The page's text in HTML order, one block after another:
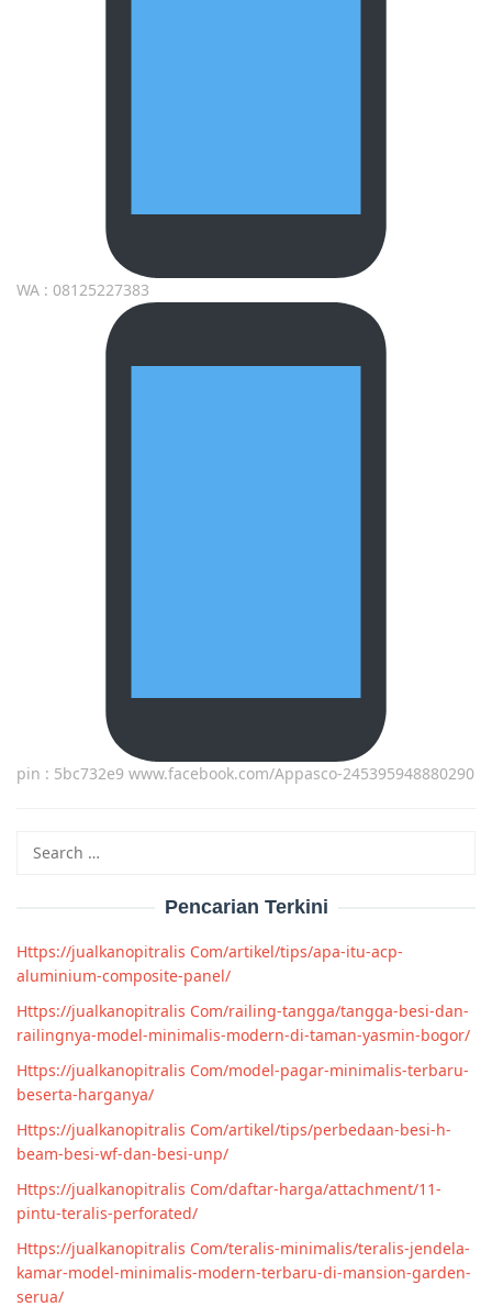
WA : 08125227383
pin : 5bc732e9 www.facebook.com/Appasco-245395948880290
for:
Pencarian Terkini
Https://jualkanopitralis Com/artikel/tips/apa-itu-acp-
aluminium-composite-panel/
Https://jualkanopitralis Com/railing-tangga/tangga-besi-dan-
railingnya-model-minimalis-modern-di-taman-yasmin-bogor/
Https://jualkanopitralis Com/model-pagar-minimalis-terbaru-
beserta-harganya/
Https://jualkanopitralis Com/artikel/tips/perbedaan-besi-h-
beam-besi-wf-dan-besi-unp/
Https://jualkanopitralis Com/daftar-harga/attachment/11-
pintu-teralis-perforated/
Https://jualkanopitralis Com/teralis-minimalis/teralis-jendela-
kamar-model-minimalis-modern-terbaru-di-mansion-garden-
serua/